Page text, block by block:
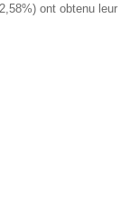
ont obtenu leur